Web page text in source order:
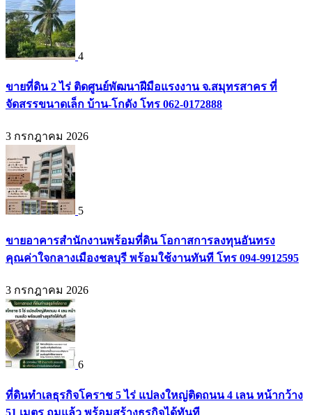
4
ขายที่ดิน 2 ไร่ ติดศูนย์พัฒนาฝีมือแรงงาน จ.สมุทรสาคร ที่
จัดสรรขนาดเล็ก บ้าน-โกดัง โทร 062-0172888
3 กรกฎาคม 2026
5
ขายอาคารสำนักงานพร้อมที่ดิน โอกาสการลงทุนอันทรง
คุณค่าใจกลางเมืองชลบุรี พร้อมใช้งานทันที โทร 094-9912595
3 กรกฎาคม 2026
6
ที่ดินทำเลธุรกิจโคราช 5 ไร่ แปลงใหญ่ติดถนน 4 เลน หน้ากว้าง
51 เมตร ถมแล้ว พร้อมสร้างธุรกิจได้ทันที